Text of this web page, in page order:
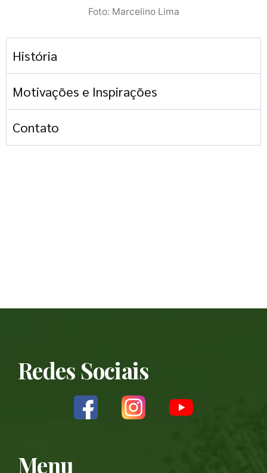
Foto: Marcelino Lima
História
Motivações e Inspirações
Contato
Redes Sociais
Menu